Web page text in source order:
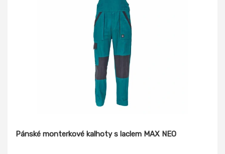
Pánské monterkové kalhoty s laclem MAX NEO